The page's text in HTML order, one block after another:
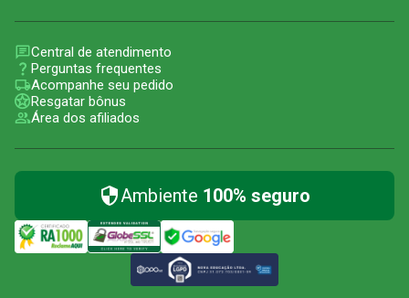
Central de atendimento
Perguntas frequentes
Acompanhe seu pedido
Resgatar bônus
Área dos afiliados
Ambiente 100% seguro